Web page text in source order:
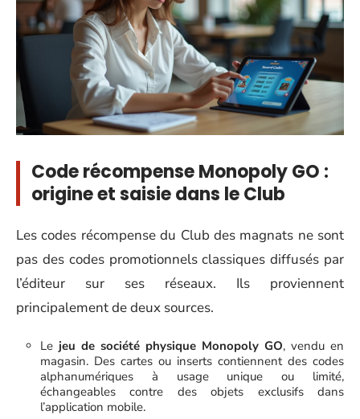
Code récompense Monopoly GO :
origine et saisie dans le Club
Les codes récompense du Club des magnats ne sont
pas des codes promotionnels classiques diffusés par
l’éditeur sur ses réseaux. Ils proviennent
principalement de deux sources.
Le jeu de société physique Monopoly GO, vendu en
magasin. Des cartes ou inserts contiennent des codes
alphanumériques à usage unique ou limité,
échangeables contre des objets exclusifs dans
l’application mobile.